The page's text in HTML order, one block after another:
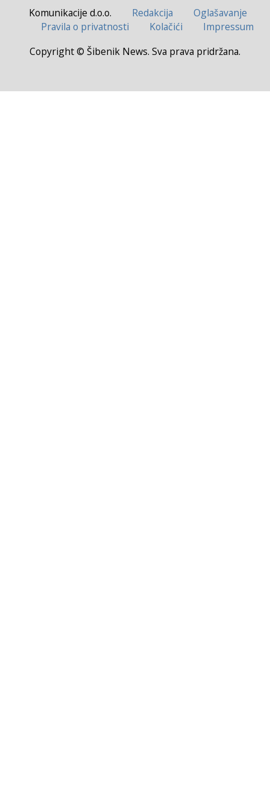
Komunikacije d.o.o. Redakcija
Oglašavanje
Pravila o privatnosti
Kolačići
Impressum
Copyright © Šibenik News. Sva prava pridržana.